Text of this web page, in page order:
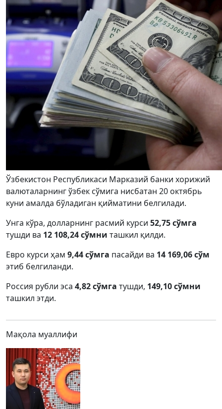
Ўзбекистон Республикаси Марказий банки хорижий
валюталарнинг ўзбек сўмига нисбатан 20 октябрь
куни амалда бўладиган қийматини белгилади.
Унга кўра, долларнинг расмий курси 52,75 сўмга
тушди ва 12 108,24 сўмни ташкил қилди.
Евро курси ҳам 9,44 сўмга пасайди ва 14 169,06 сўм
этиб белгиланди.
Россия рубли эса 4,82 сўмга тушди, 149,10 сўмни
ташкил этди.
Мақола муаллифи